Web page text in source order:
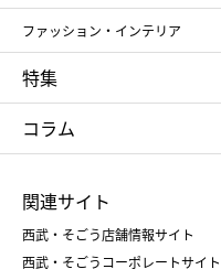
お中元
ポール&ジョー ボーテ
NARS
RMK
クリニーク
アンリ・シャルパンティエ
ゴディバ
たねや
ねんりん家
ファッション・インテリア
ポロ ラルフ ローレン
タケオ キクチ
シュタイフ
特集
お中元
ひな人形
父の日
クリスマスケーキ
コラム
菓子折り
和菓子
人気のギフト
関連サイト
西武・そごう店舗情報サイト
西武・そごうコーポレートサイト